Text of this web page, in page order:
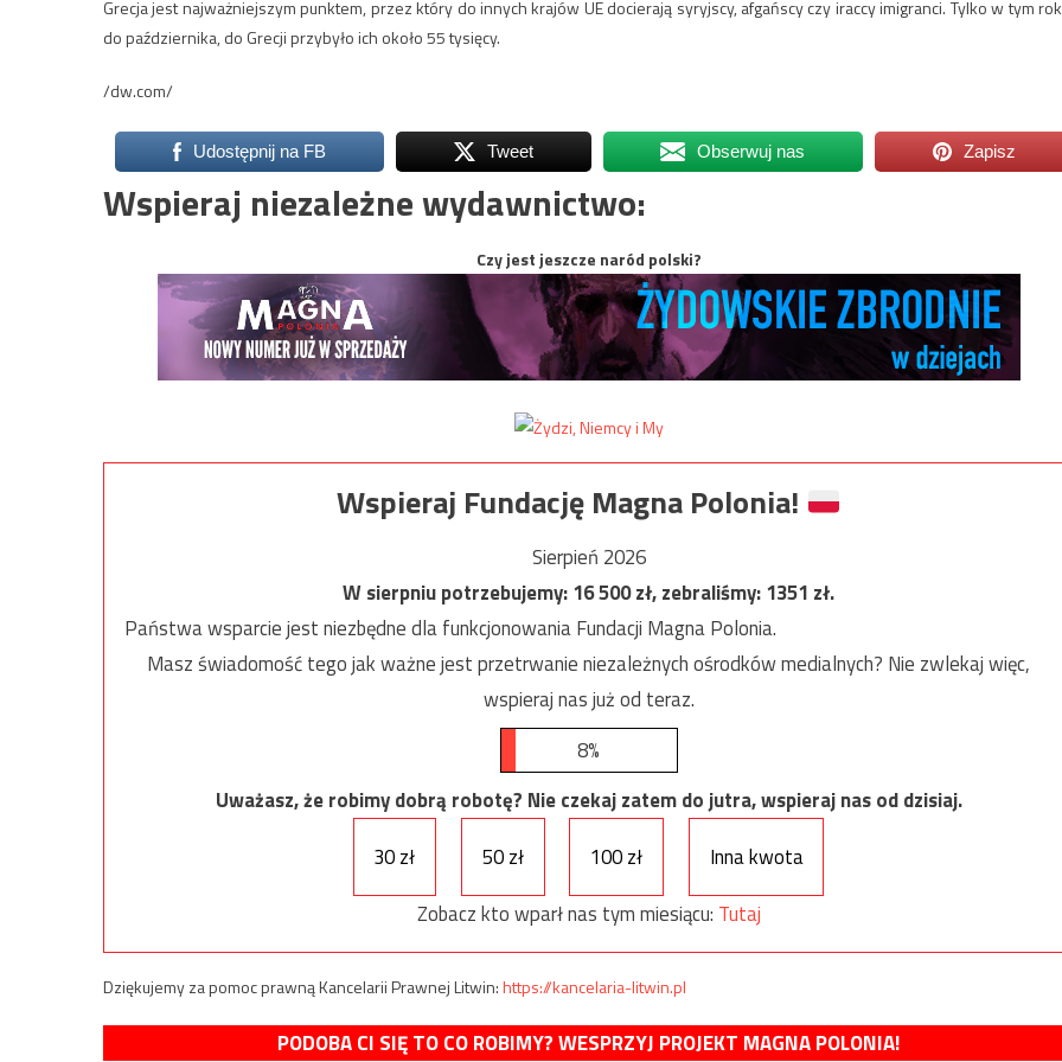
Grecja jest najważniejszym punktem, przez który do innych krajów UE docierają syryjscy, afgańscy czy iraccy imigranci. Tylko w tym
do października, do Grecji przybyło ich około 55 tysięcy.
/dw.com/
Udostępnij na FB Tweet Obserwuj nas Zapisz
Wspieraj niezależne wydawnictwo:
Czy jest jeszcze naród polski?
Wspieraj Fundację Magna Polonia!
Sierpień 2026
W sierpniu potrzebujemy:16 500zł, zebraliśmy:1351 zł.
Państwa wsparcie jest niezbędne dla funkcjonowania Fundacji Magna Polonia.
Masz świadomość tego jak ważne jest przetrwanie niezależnych ośrodków medialnych? Nie zwlekaj więc,
wspieraj nas już od teraz.
8%
Uważasz, że robimy dobrą robotę? Nie czekaj zatem do jutra, wspieraj nas od dzisiaj.
30 zł
50 zł 100 zł
Inna kwota
Zobacz kto wparł nas tym miesiącu: Tutaj
Dziękujemy za pomoc prawną Kancelarii Prawnej Litwin:https://kancelaria-litwin.pl
PODOBA CI SIĘ TO CO ROBIMY? WESPRZYJ PROJEKT MAGNA POLONIA!